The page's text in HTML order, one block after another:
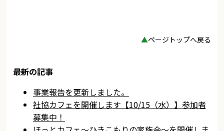
▲ページトップへ戻る
最新の記事
事業報告を更新しました。
社協カフェを開催します【10/15（水）】参加者
募集中！